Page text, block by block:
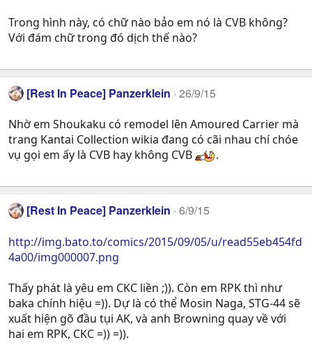
Trong hình này, có chữ nào bảo em nó là CVB không?
Với đám chữ trong đó dịch thế nào?
[Rest In Peace] Panzerklein 26/9/15
Nhờ em Shoukaku có remodel lên Amoured Carrier mà
trang Kantai Collection wikia đang có cãi nhau chí chóe
vụ gọi em ấy là CVB hay không CVB
.
[Rest In Peace] Panzerklein 6/9/15
http://img.bato.to/comics/2015/09/05/u/read55eb454fd
4a00/img000007.png
Thấy phát là yêu em CKC liền ;)). Còn em RPK thì như
baka chính hiệu =)). Dự là có thể Mosin Naga, STG-44 sẽ
xuất hiện gõ đầu tụi AK, và anh Browning quay về với
hai em RPK, CKC =)) =)).